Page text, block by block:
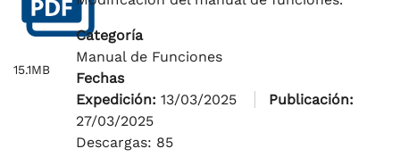
15.1MB
Categoría
Manual de Funciones
Fechas
Expedición: 13/03/2025
Publicación:
27/03/2025
Descargas: 85